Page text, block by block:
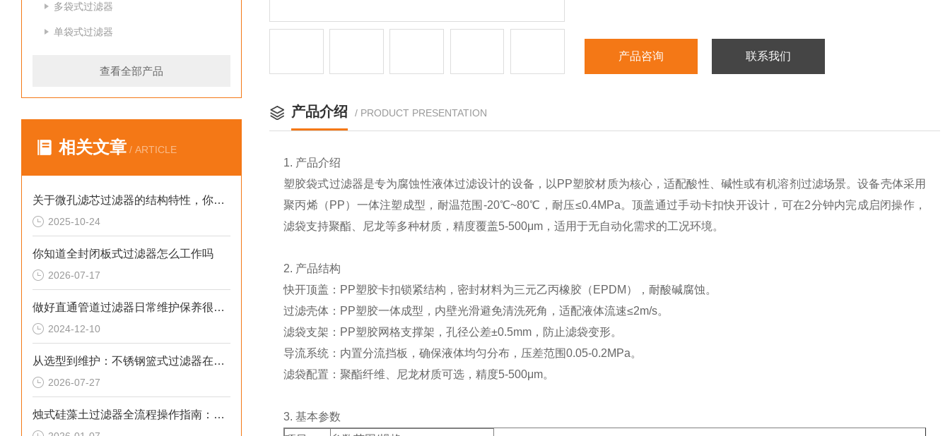
多袋式过滤器
单袋式过滤器
查看全部产品
相关文章 / ARTICLE
关于微孔滤芯过滤器的结构特性，你了解多少
2025-10-24
你知道全封闭板式过滤器怎么工作吗
2026-07-17
做好直通管道过滤器日常维护保养很重要
2024-12-10
从选型到维护：不锈钢篮式过滤器在工业管道系统中的全生命周期管理
2026-07-27
烛式硅藻土过滤器全流程操作指南：从安装到故障排除的实用手册
产品咨询 联系我们
产品介绍 / PRODUCT PRESENTATION
1. 产品介绍
塑胶袋式过滤器是专为腐蚀性液体过滤设计的设备，以PP塑胶材质为核心，适配酸性、碱性或有机溶剂过滤场景。设备壳体采用
聚丙烯（PP）一体注塑成型，耐温范围-20℃~80℃，耐压≤0.4MPa。顶盖通过手动卡扣快开设计，可在2分钟内完成启闭操作，
滤袋支持聚酯、尼龙等多种材质，精度覆盖5-500μm，适用于无自动化需求的工况环境。
2. 产品结构
快开顶盖：PP塑胶卡扣锁紧结构，密封材料为三元乙丙橡胶（EPDM），耐酸碱腐蚀。
过滤壳体：PP塑胶一体成型，内壁光滑避免清洗死角，适配液体流速≤2m/s。
滤袋支架：PP塑胶网格支撑架，孔径公差±0.5mm，防止滤袋变形。
导流系统：内置分流挡板，确保液体均匀分布，压差范围0.05-0.2MPa。
滤袋配置：聚酯纤维、尼龙材质可选，精度5-500μm。
3. 基本参数